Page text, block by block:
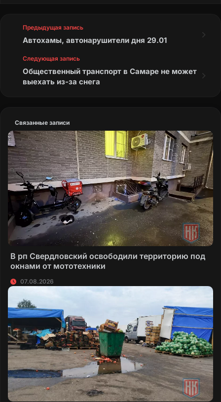
Предыдущая запись
Автохамы, автонарушители дня 29.01
Следующая запись
Общественный транспорт в Самаре не может
выехать из-за снега
Связанные записи
В рп Свердловский освободили территорию под
окнами от мототехники
07.08.2026